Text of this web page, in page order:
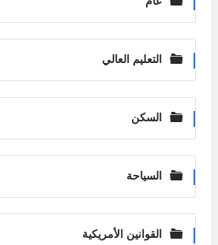
التعليم العالي
السكن
السياحة
القوانين الأمريكية